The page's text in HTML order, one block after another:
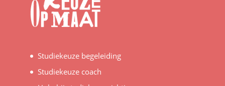
Studiekeuze begeleiding
Studiekeuze coach